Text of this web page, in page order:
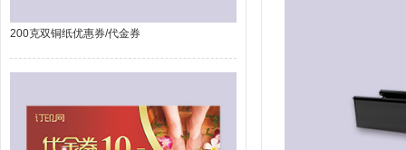
200克双铜纸优惠券/代金券